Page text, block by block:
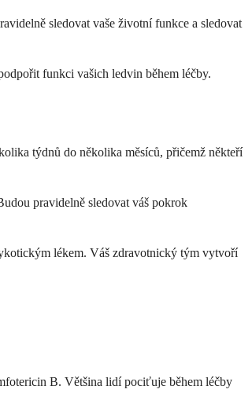
sledovat vaše životní funkce a sledovat
funkci vašich ledvin během léčby.
týdnů do několika měsíců, přičemž někteří
pravidelně sledovat váš pokrok
lékem. Váš zdravotnický tým vytvoří
B. Většina lidí pociťuje během léčby